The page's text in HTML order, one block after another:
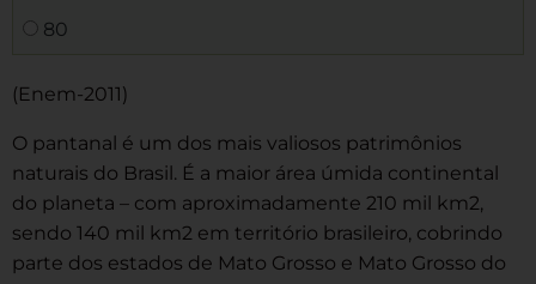
80
(Enem-2011)
O pantanal é um dos mais valiosos patrimônios
naturais do Brasil. É a maior área úmida continental
do planeta – com aproximadamente 210 mil km2,
sendo 140 mil km2 em território brasileiro, cobrindo
parte dos estados de Mato Grosso e Mato Grosso do